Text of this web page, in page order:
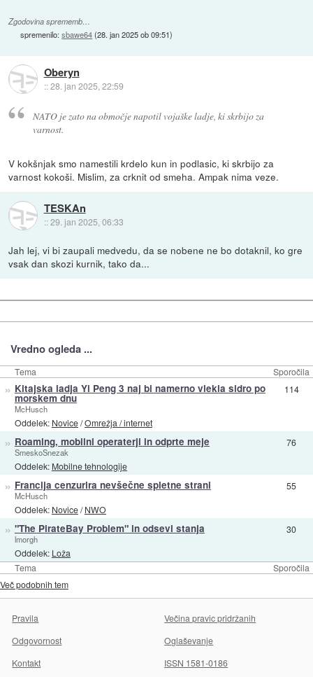
Zgodovina sprememb…
spremenilo:sbawe64(28. jan 2025 ob 09:51)
Oberyn
::28. jan 2025, 22:59
NATO je zato na območje napotil vojaške ladje, ki skrbijo za
varnost.
V kokšnjak smo namestili krdelo kun in podlasic, ki skrbijo za
varnost kokoši. Mislim, za crknit od smeha. Ampak nima veze.
TESKAn
::29. jan 2025, 06:33
Jah lej, vi bi zaupali medvedu, da se nobene ne bo dotaknil, ko gre
vsak dan skozi kurnik, tako da...
Vredno ogleda ...
Tema Sporočila
Tema Sporočila
» Kitajska ladja Yi Peng 3 naj bi namerno vlekla sidro po
morskem dnu
McHusch
Oddelek: Novice/Omrežja / internet
114
» Roaming, mobilni operaterji in odprte meje
SmeskoSnezak
Oddelek: Mobilne tehnologije
76
» Francija cenzurira nevšečne spletne strani
McHusch
Oddelek: Novice/NWO
55
» "The PirateBay Problem" in odsevi stanja
lmorgh
Oddelek: Loža
30
Več podobnih tem
Pravila
Večina pravic pridržanih
Odgovornost
Oglaševanje
Kontakt
ISSN 1581-0186